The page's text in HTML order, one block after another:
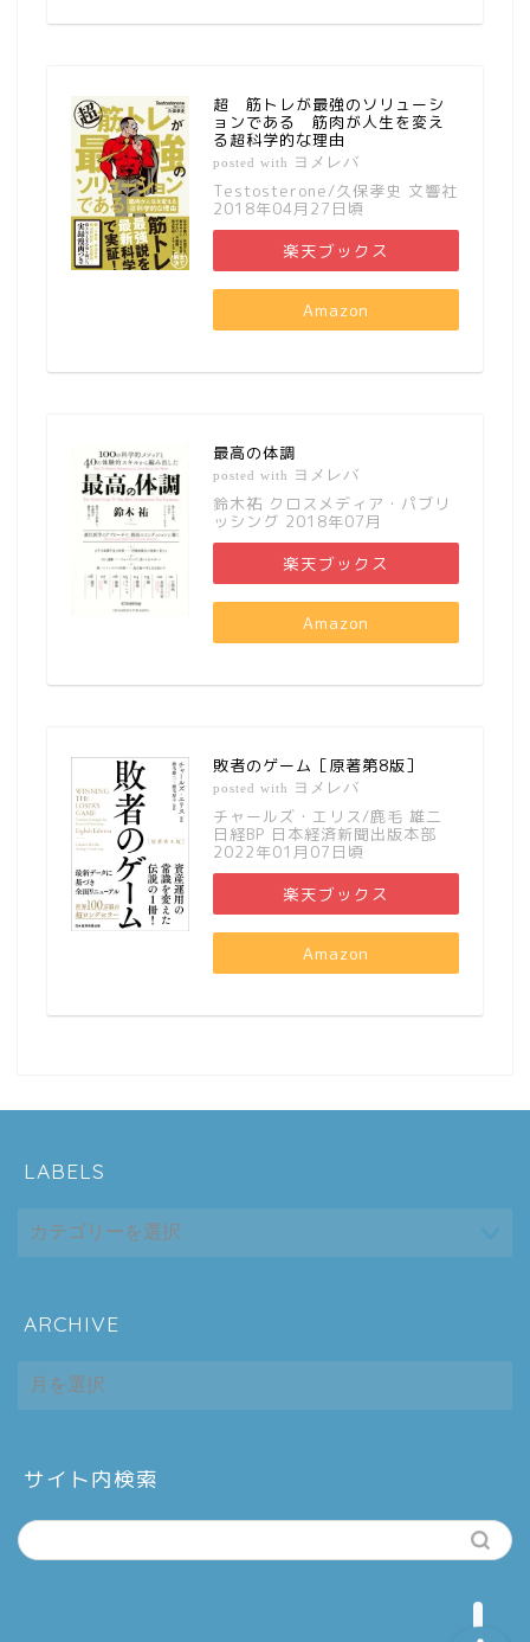
超 筋トレが最強のソリューシ
ョンである 筋肉が人生を変え
る超科学的な理由
posted with ヨメレバ
Testosterone/久保孝史 文響社
2018年04月27日頃
楽天ブックス
Amazon
最高の体調
posted with ヨメレバ
鈴木祐 クロスメディア・パブリ
ッシング 2018年07月
楽天ブックス
Amazon
敗者のゲーム［原著第8版］
posted with ヨメレバ
チャールズ・エリス/鹿毛 雄二
日経BP 日本経済新聞出版本部
2022年01月07日頃
楽天ブックス
Amazon
LABELS
ARCHIVE
ARCHIVE
サイト内検索